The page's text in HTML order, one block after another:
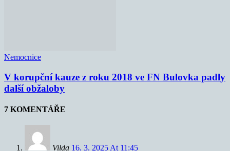
Nemocnice
V korupční kauze z roku 2018 ve FN Bulovka padly
další obžaloby
7 KOMENTÁŘE
Vilda 16. 3. 2025 At 11:45